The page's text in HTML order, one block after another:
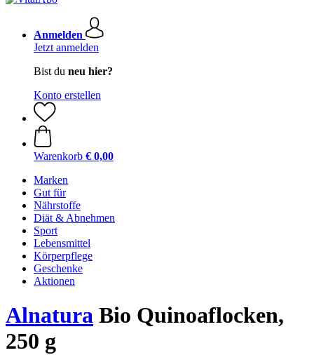
Anmelden
Jetzt anmelden
Bist du neu hier?
Konto erstellen
Warenkorb € 0,00
Marken
Gut für
Nährstoffe
Diät & Abnehmen
Sport
Lebensmittel
Körperpflege
Geschenke
Aktionen
Alnatura Bio Quinoaflocken,
250 g